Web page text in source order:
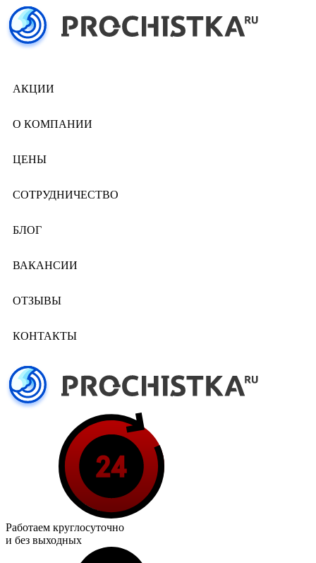
АКЦИИ
О КОМПАНИИ
ЦЕНЫ
СОТРУДНИЧЕСТВО
БЛОГ
ВАКАНСИИ
ОТЗЫВЫ
КОНТАКТЫ
Работаем круглосуточно
и без выходных